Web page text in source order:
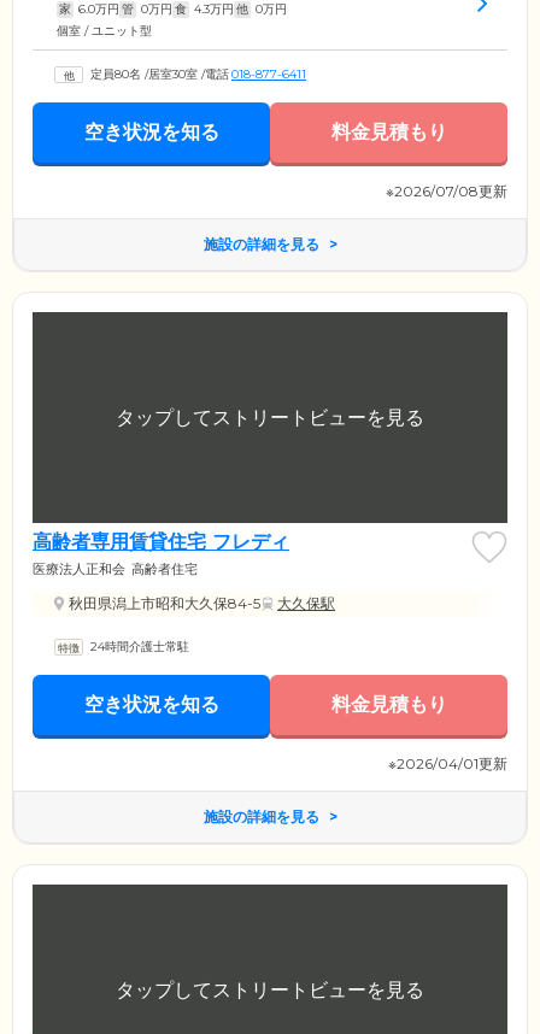
家 6.0万円 管 0万円 食 4.3万円 他 0万円
個室 / ユニット型
定員80名 /居室30室 /電話018-877-6411
空き状況を知る 料金見積もり
※2026/07/08更新
施設の詳細を見る
高齢者専用賃貸住宅 フレディ
医療法人正和会 高齢者住宅
秋田県潟上市昭和大久保84-5 大久保駅
24時間介護士常駐
空き状況を知る 料金見積もり
※2026/04/01更新
施設の詳細を見る